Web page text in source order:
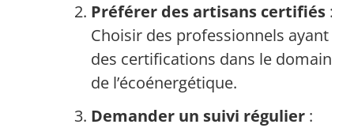
Préférer des artisans certifiés :
Choisir des professionnels ayant
des certifications dans le domaine
de l’écoénergétique.
Demander un suivi régulier :